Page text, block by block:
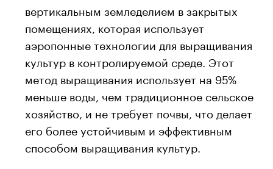
вертикальным земледелием в закрытых
помещениях, которая использует
аэропонные технологии для выращивания
культур в контролируемой среде. Этот
метод выращивания использует на 95%
меньше воды, чем традиционное сельское
хозяйство, и не требует почвы, что делает
его более устойчивым и эффективным
способом выращивания культур.